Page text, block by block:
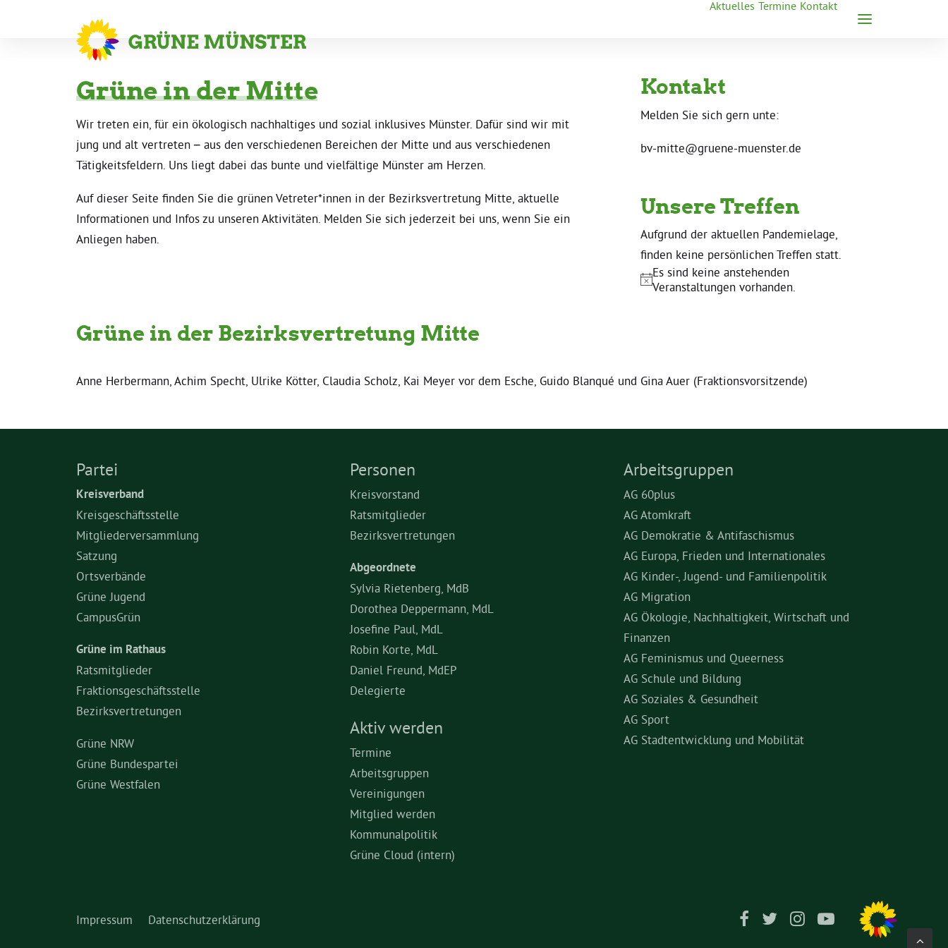
Aktuelles Termine Kontakt
GrüneinderMitte
Wir treten ein, für ein ökologisch nachhaltiges und sozial inklusives Münster. Dafür sind wir mit
jung und alt vertreten – aus den verschiedenen Bereichen der Mitte und aus verschiedenen
Tätigkeitsfeldern. Uns liegt dabei das bunte und vielfältige Münster am Herzen.
Auf dieser Seite finden Sie die grünen Vetreter*innen in der Bezirksvertretung Mitte, aktuelle
Informationen und Infos zu unseren Aktivitäten. Melden Sie sich jederzeit bei uns, wenn Sie ein
Anliegen haben.
Kontakt
Melden Sie sich gern unte:
bv-mitte@gruene-muenster.de
Unsere Treffen
Aufgrund der aktuellen Pandemielage,
finden keine persönlichen Treffen statt.
Hinweis
Es sind keine anstehenden
Veranstaltungen vorhanden.
Grüne in der Bezirksvertretung Mitte
Anne Herbermann, Achim Specht, Ulrike Kötter, Claudia Scholz, Kai Meyer vor dem Esche, Guido Blanqué und Gina Auer (Fraktionsvorsitzende)
Partei
Kreisverband
Kreisgeschäftsstelle
Mitgliederversammlung
Satzung
Ortsverbände
Grüne Jugend
CampusGrün
Grüne im Rathaus
Ratsmitglieder
Fraktionsgeschäftsstelle
Bezirksvertretungen
Grüne NRW
Grüne Bundespartei
Grüne Westfalen
Personen
Kreisvorstand
Ratsmitglieder
Bezirksvertretungen
Abgeordnete
Sylvia Rietenberg, MdB
Dorothea Deppermann, MdL
Josefine Paul, MdL
Robin Korte, MdL
Daniel Freund, MdEP
Delegierte
Aktiv werden
Termine
Arbeitsgruppen
Vereinigungen
Mitglied werden
Kommunalpolitik
Grüne Cloud (intern)
Arbeitsgruppen
AG 60plus
AG Atomkraft
AG Demokratie & Antifaschismus
AG Europa, Frieden und Internationales
AG Kinder-, Jugend- und Familienpolitik
AG Migration
AG Ökologie, Nachhaltigkeit, Wirtschaft und
Finanzen
AG Feminismus und Queerness
AG Schule und Bildung
AG Soziales & Gesundheit
AG Sport
AG Stadtentwicklung und Mobilität
Impressum Datenschutzerklärung